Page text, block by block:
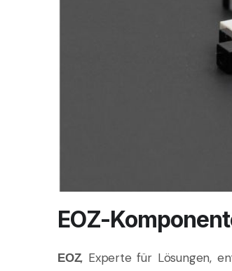
EOZ-
EOZ, Experte für Lösungen,